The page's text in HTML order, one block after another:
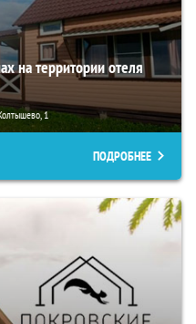
на территории отеля
1
ПОДРОБНЕЕ